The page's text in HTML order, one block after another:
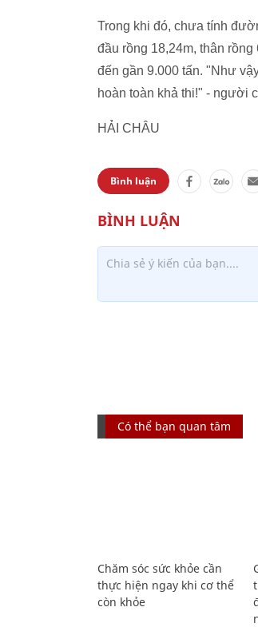
Trong khi đó, chưa tính
đầu rồng 18,24m, thân
đến gần 9.000 tấn. "Như
hoàn toàn khả thi!" - người
HẢI CHÂU
Bình luận
Có thể bạn quan tâm
Chăm sóc sức khỏe cần
thực hiện ngay khi cơ thể
còn khỏe